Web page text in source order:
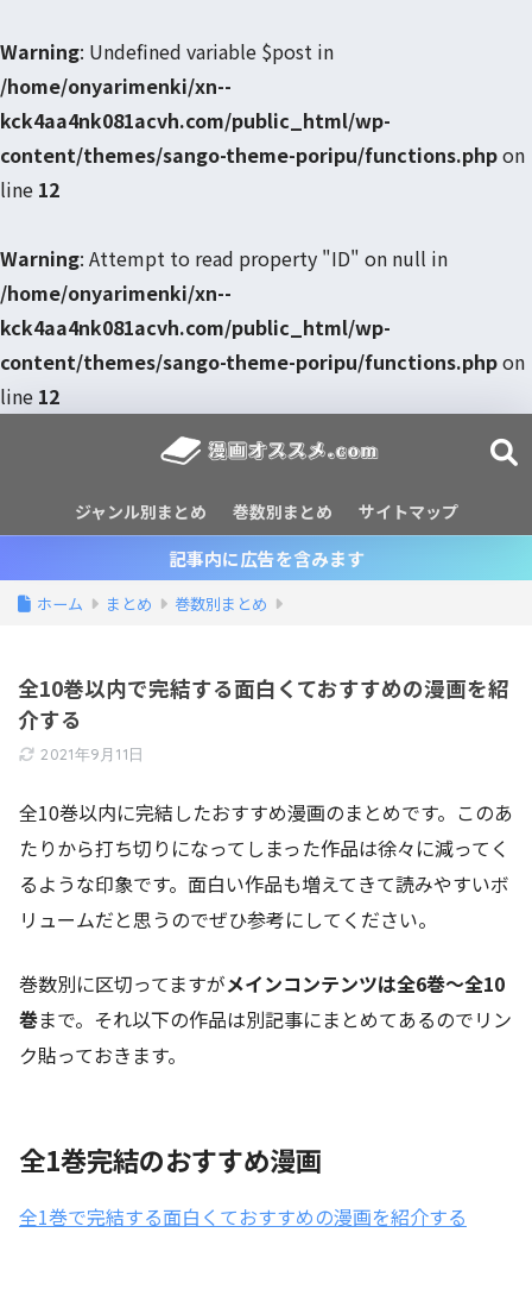
Warning: Undefined variable $post in
/home/onyarimenki/xn--
kck4aa4nk081acvh.com/public_html/wp-
content/themes/sango-theme-poripu/functions.phpon
line 12
Warning: Attempt to read property "ID" on null in
/home/onyarimenki/xn--
kck4aa4nk081acvh.com/public_html/wp-
content/themes/sango-theme-poripu/functions.phpon
line 12
ジャンル別まとめ 巻数別まとめ サイトマップ
記事内に広告を含みます
ホーム まとめ 巻数別まとめ
全10巻以内で完結する面白くておすすめの漫画を紹
介する
2021年9月11日
全10巻以内に完結したおすすめ漫画のまとめです。このあ
たりから打ち切りになってしまった作品は徐々に減ってく
るような印象です。面白い作品も増えてきて読みやすいボ
リュームだと思うのでぜひ参考にしてください。
巻数別に区切ってますがメインコンテンツは全6巻～全10
巻まで。それ以下の作品は別記事にまとめてあるのでリン
ク貼っておきます。
全1巻完結のおすすめ漫画
全1巻で完結する面白くておすすめの漫画を紹介する